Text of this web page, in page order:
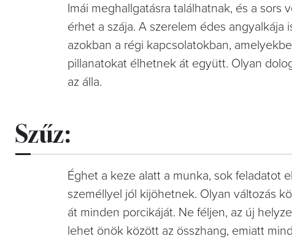
Imái meghallgatásra találhatnak, és a
érhet a szája. A szerelem édes
azokban a régi kapcsolatokban,
pillanatokat élhetnek át együtt. Olyan
az álla.
Szűz:
Éghet a keze alatt a munka, sok feladatot
személlyel jól kijöhetnek. Olyan változás
át minden porcikáját. Ne féljen, az új
lehet önök között az összhang, emiatt